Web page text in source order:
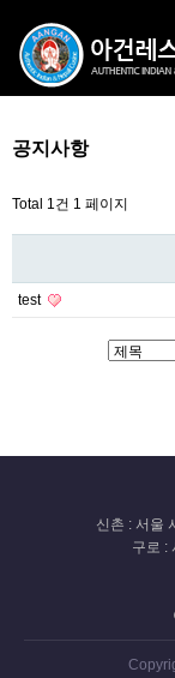
공지사항
Total 1건 1 페이지
test
신촌 : 서울
구로 :